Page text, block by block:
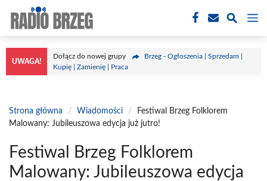
treści
UWAGA!
Dołącz do nowej grupy
Brzeg - Ogłoszenia | Sprzedam |
Kupię | Zamienię | Praca
Strona główna / Wiadomości /
Festiwal Brzeg Folklorem
Malowany: Jubileuszowa edycja już jutro!
Festiwal Brzeg Folklorem
Malowany: Jubileuszowa edycja